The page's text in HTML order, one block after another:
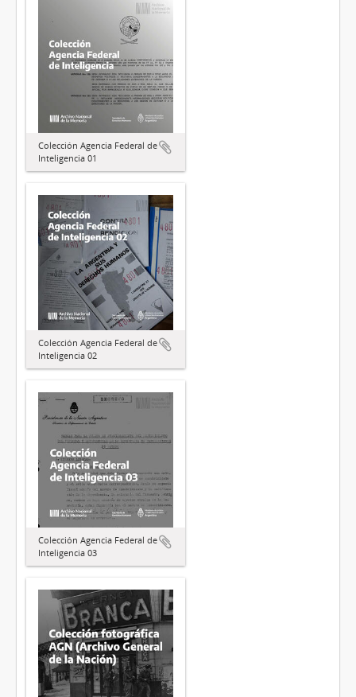
Colección Agencia Federal de
Inteligencia 01
Colección Agencia Federal de
Inteligencia 02
Colección Agencia Federal de
Inteligencia 03